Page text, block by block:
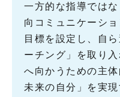
一方的な指導では
向コミュニケーシ
目標を設定し、自
ーチング」を取り
へ向かうための主
未来の自分」を実